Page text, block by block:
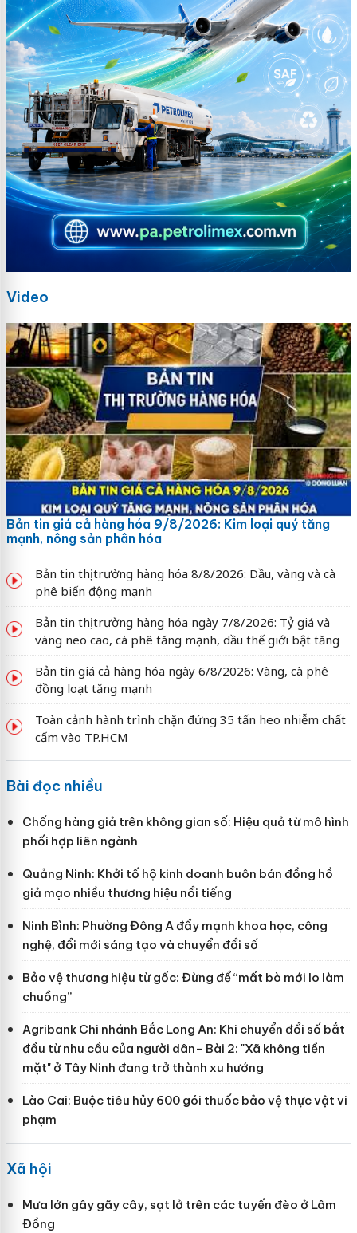
Video
Bản tin giá cả hàng hóa 9/8/2026: Kim loại quý tăng
mạnh, nông sản phân hóa
Bản tin thị trường hàng hóa 8/8/2026: Dầu, vàng và cà
phê biến động mạnh
Bản tin thị trường hàng hóa ngày 7/8/2026: Tỷ giá và
vàng neo cao, cà phê tăng mạnh, dầu thế giới bật tăng
Bản tin giá cả hàng hóa ngày 6/8/2026: Vàng, cà phê
đồng loạt tăng mạnh
Toàn cảnh hành trình chặn đứng 35 tấn heo nhiễm chất
cấm vào TP.HCM
Bài đọc nhiều
Chống hàng giả trên không gian số: Hiệu quả từ mô hình
phối hợp liên ngành
Quảng Ninh: Khởi tố hộ kinh doanh buôn bán đồng hồ
giả mạo nhiều thương hiệu nổi tiếng
Ninh Bình: Phường Đông A đẩy mạnh khoa học, công
nghệ, đổi mới sáng tạo và chuyển đổi số
Bảo vệ thương hiệu từ gốc: Đừng để “mất bò mới lo làm
chuồng”
Agribank Chi nhánh Bắc Long An: Khi chuyển đổi số bắt
đầu từ nhu cầu của người dân- Bài 2: "Xã không tiền
mặt" ở Tây Ninh đang trở thành xu hướng
Lào Cai: Buộc tiêu hủy 600 gói thuốc bảo vệ thực vật vi
phạm
Xã hội
Mưa lớn gây gãy cây, sạt lở trên các tuyến đèo ở Lâm
Đồng